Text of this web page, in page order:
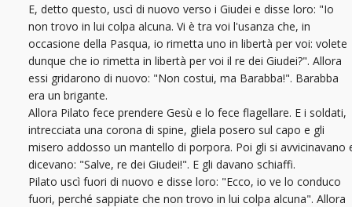
E, detto questo, uscì di nuovo verso i Giudei e disse loro: "Io
non trovo in lui colpa alcuna. Vi è tra voi l'usanza che, in
occasione della Pasqua, io rimetta uno in libertà per voi: volete
dunque che io rimetta in libertà per voi il re dei Giudei?". Allora
essi gridarono di nuovo: "Non costui, ma Barabba!". Barabba
era un brigante.
Allora Pilato fece prendere Gesù e lo fece flagellare. E i soldati,
intrecciata una corona di spine, gliela posero sul capo e gli
misero addosso un mantello di porpora. Poi gli si avvicinavano
dicevano: "Salve, re dei Giudei!". E gli davano schiaffi.
Pilato uscì fuori di nuovo e disse loro: "Ecco, io ve lo conduco
fuori, perché sappiate che non trovo in lui colpa alcuna". Allora